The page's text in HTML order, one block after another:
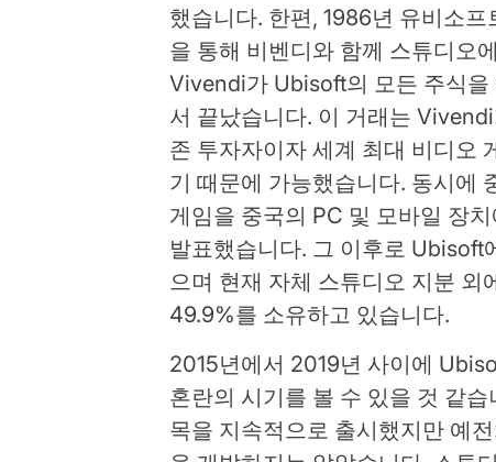
했습니다. 한편, 1986년 유비소
을 통해 비벤디와 함께 스튜디오
Vivendi가 Ubisoft의 모든 주식을
서 끝났습니다. 이 거래는
존 투자자이자 세계 최대 비디오
기 때문에 가능했습니다. 동시에
게임을 중국의 PC 및 모바일 장
발표했습니다. 그 이후로 Ubisoft
으며 현재 자체 스튜디오 지분
49.9%를 소유하고 있습니다.
2015년에서 2019년 사이에
혼란의 시기를 볼 수 있을 것 같
목을 지속적으로 출시했지만 예